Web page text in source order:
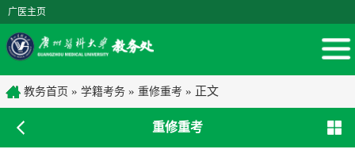
广医主页
教务首页 » 学籍考务 » 重修重考 » 正文
重修重考